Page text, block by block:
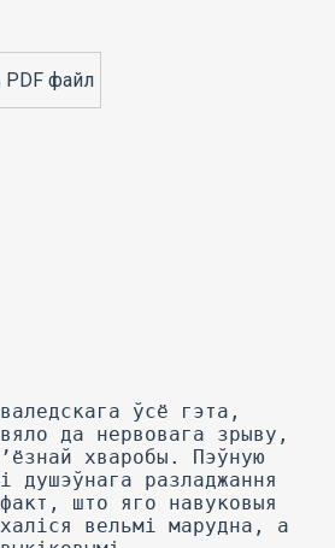
ўсё гэта,
да нервовага зрыву,
хваробы. Пэўную
душэўнага разладжання
што яго навуковыя
вельмі марудна, а